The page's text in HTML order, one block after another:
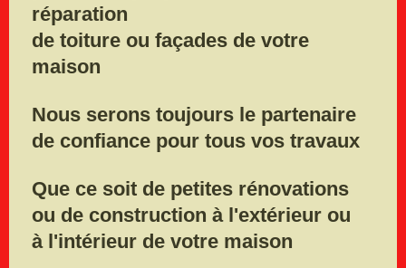
réparation
de toiture ou façades de votre
maison
Nous serons toujours le partenaire
de confiance pour tous vos travaux
Que ce soit de petites rénovations
ou de construction à l'extérieur ou
à l'intérieur de votre maison